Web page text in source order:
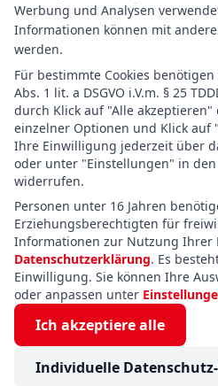
Werbung und Analysen
Informationen können mit
werden.
Für bestimmte Cookies
Abs. 1 lit. a DSGVO i.V.m. § 25
durch Klick auf "Alle
einzelner Optionen und Klick auf
Ihre Einwilligung jederzeit über
oder unter "Einstellungen" in
widerrufen.
Personen unter 16 Jahren
Erziehungsberechtigten für
Informationen zur Nutzung Ihrer
Datenschutzerklärung. Es
Einwilligung. Sie können Ihre
oder anpassen unter
Ich akzeptiere alle
Individuelle